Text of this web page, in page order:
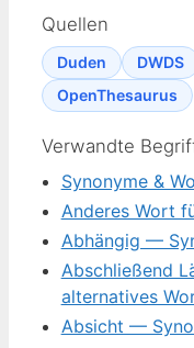
Quellen
Duden DWDS
OpenThesaurus
Verwandte
Synonyme &
Anderes Wort
Abhängig —
Abschließend
alternatives
Absicht —